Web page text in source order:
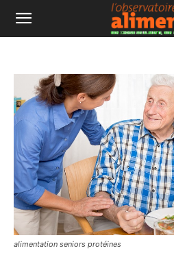
alimentation seniors protéines